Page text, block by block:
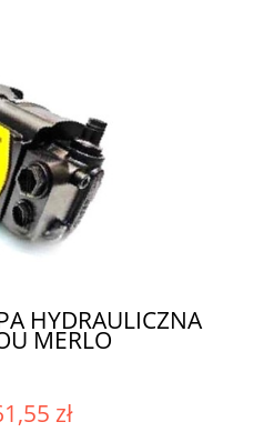
HYDRAULICZNA
MERLO
zł